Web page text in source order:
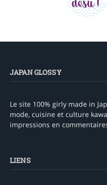
JAPAN GLOSSY
Le site 100% girly made in
mode, cuisine et culture
impressions en
LIENS